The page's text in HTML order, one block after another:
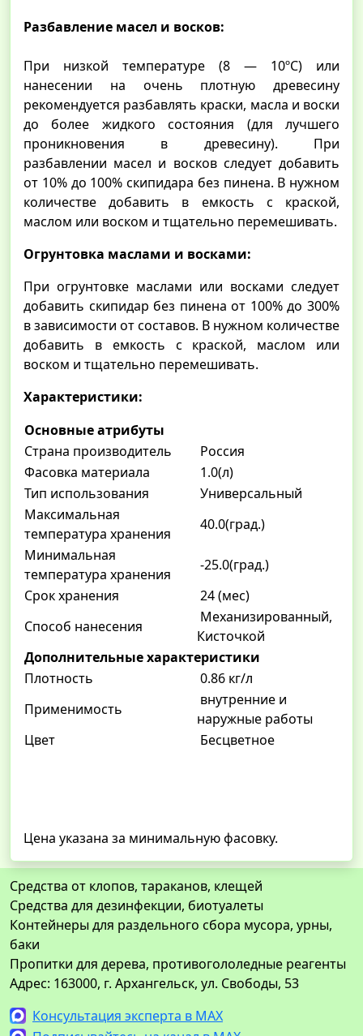
Разбавление масел и восков:
При низкой температуре (8 ― 10ºC) или
нанесении на очень плотную древесину
рекомендуется разбавлять краски, масла и воски
до более жидкого состояния (для лучшего
проникновения в древесину). При
разбавлении масел и восков следует добавить
от 10% до 100% скипидара без пинена. В нужном
количестве добавить в емкость с краской,
маслом или воском и тщательно перемешивать.
Огрунтовка маслами и восками:
При огрунтовке маслами или восками следует
добавить скипидар без пинена от 100% до 300%
в зависимости от составов. В нужном количестве
добавить в емкость с краской, маслом или
воском и тщательно перемешивать.
Характеристики:
Основные атрибуты
Страна производитель
Россия
Фасовка материала
1.0(л)
Тип использования
Универсальный
Максимальная
температура хранения
40.0(град.)
Минимальная
температура хранения
-25.0(град.)
Срок хранения
24 (мес)
Способ нанесения
Механизированный,
Кисточкой
Дополнительные характеристики
Плотность
0.86 кг/л
Применимость
внутренние и
наружные работы
Цвет
Бесцветное
Цена указана за минимальную фасовку.
Средства от клопов, тараканов, клещей
Средства для дезинфекции, биотуалеты
Контейнеры для раздельного сбора мусора, урны,
баки
Пропитки для дерева, противогололедные реагенты
Адрес: 163000, г. Архангельск, ул. Свободы, 53
Консультация эксперта в MAX